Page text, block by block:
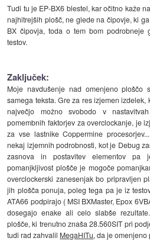
Tudi tu je EP-BX6 blestel, kar očitno kaže
najhitrejših plošč, ne glede na čipovje, ki
BX čipovja, toda o tem bom podrobneje
testov.
Zaključek:
Moje navdušenje nad omenjeno ploščo
samega teksta. Gre za res izjemen
največjo možno svobodo v
pomembnih faktorjev za overclockanje, je
za vse lastnike Coppermine
nekaj izjemnih podrobnosti, kot je Debug
zasnova in postavitev elementov pa
pomanjkljivost plošče je mogoče
overclockerski zanesenjak bo pripravljen
jih plošča ponuja, poleg tega pa je iz
ATA66 podpirajo ( MSI BXMaster, Epox
dosegajo enake ali celo slabše
plošče, ki trenutno znaša 28.560SIT pri
tudi rad zahvalil MegaHITu, da je omenjeno